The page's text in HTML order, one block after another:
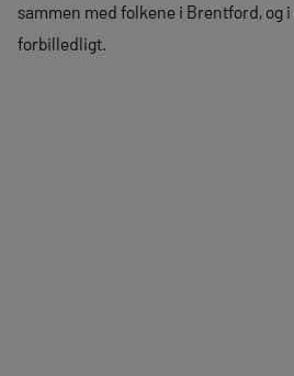
sammen med folkene i Brentford, og
forbilledligt.